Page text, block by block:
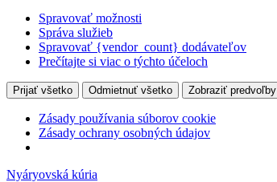
Spravovať možnosti
Správa služieb
Spravovať {vendor_count} dodávateľov
Prečítajte si viac o týchto účeloch
Prijať všetko Odmietnuť všetko Zobraziť predvoľby
Zásady používania súborov cookie
Zásady ochrany osobných údajov
Nyáryovská kúria